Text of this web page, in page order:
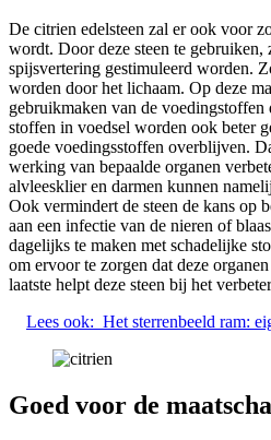
De citrien edelsteen zal er ook voor
wordt. Door deze steen te gebruiken,
spijsvertering gestimuleerd worden.
worden door het lichaam. Op deze
gebruikmaken van de
stoffen in voedsel worden ook beter
goede voedingsstoffen overblijven.
werking van bepaalde organen
alvleesklier en darmen kunnen
Ook vermindert de steen de kans op
aan een infectie van de nieren of
dagelijks te maken met schadelijke
om ervoor te zorgen dat deze
laatste helpt deze steen bij het
Lees ook: Het sterrenbeeld ram:
Goed voor de